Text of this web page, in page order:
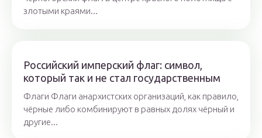
злотыми краями...
Российский имперский флаг: символ,
который так и не стал государственным
Флаги Флаги анархистских организаций, как правило,
чёрные либо комбинируют в равных долях чёрный и
другие...